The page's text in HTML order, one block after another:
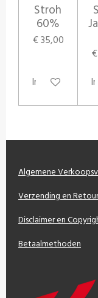
Stroh
60%
€ 35,00
In winkelwagen
Algemene
Verzending en
Disclaimer en
Betaalmethoden